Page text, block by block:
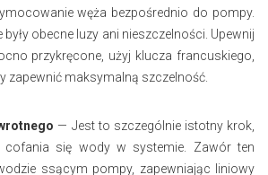
węża bezpośrednio do pompy.
obecne luzy ani nieszczelności. Upewnij
przykręcone, użyj klucza francuskiego,
zapewnić maksymalną szczelność.
— Jest to szczególnie istotny krok,
cofania się wody w systemie. Zawór ten
ssącym pompy, zapewniając liniowy